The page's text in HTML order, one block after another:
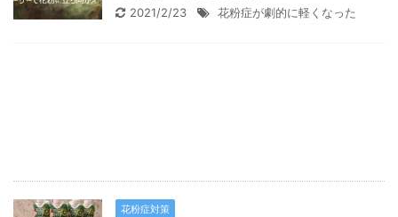
2021/2/23 花粉症が劇的に軽くなった
花粉症対策